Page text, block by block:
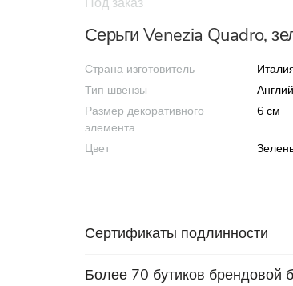
Под заказ
Серьги Venezia Quadro,
Страна изготовитель
Тип швензы
Размер декоративного
элемента
6 см
Цвет
Сертификаты подлинности
Более 70 бутиков брендовой